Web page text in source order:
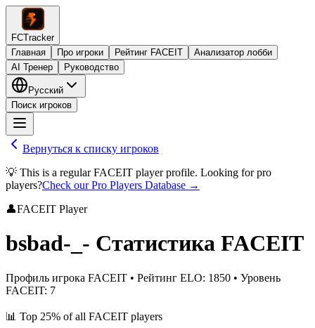
FCTracker
Главная
Про игроки Рейтинг FACEIT
Анализатор лобби
AI Тренер
Руководство
Русский
Поиск игроков
Вернуться к списку игроков
💡 This is a regular FACEIT player profile. Looking for pro
players?Check our Pro Players Database →
👤FACEIT Player
bsbad-_- Статистика FACEIT
Профиль игрока FACEIT • Рейтинг ELO: 1850 • Уровень
FACEIT: 7
📊 Top 25% of all FACEIT players